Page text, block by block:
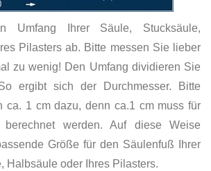
Umfang Ihrer Säule, Stucksäule,
Pilasters ab. Bitte messen Sie lieber
zu wenig! Den Umfang dividieren Sie
ergibt sich der Durchmesser. Bitte
ca. 1 cm dazu, denn ca.1 cm muss für
berechnet werden. Auf diese Weise
Größe für den Säulenfuß Ihrer
Halbsäule oder Ihres Pilasters.